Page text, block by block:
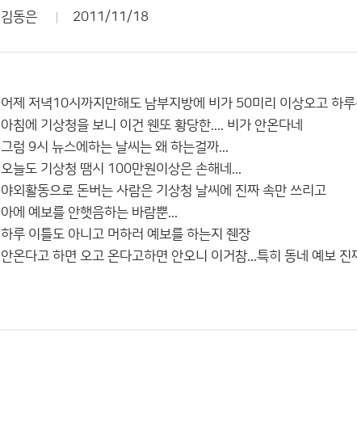
김동은 2011/11/18
어제 저녁10시까지만해도 남부지방에 비가 50미리 이상오고 하
아침에 기상청을 보니 이건 웬또 황당한.... 비가 안온다네
그럼 9시 뉴스에하는 날씨는 왜 하는걸까...
오늘도 기상청 땜시 100만원이상은 손해네...
야외활동으로 돈버는 사람은 기상청 날씨에 진짜 속만 쓰리고
아에 예보를 안햇음하는 바람뿐...
하루 이틀도 아니고 머하러 예보를 하는지 줸장
안온다고 하면 오고 온다고하면 안오니 이거참...특히 동네 예보 진